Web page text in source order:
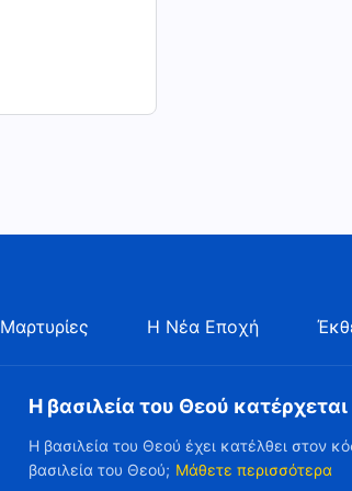
Μαρτυρίες Η Νέα Εποχή
Η βασιλεία του Θεού κατέρχεται
Η βασιλεία του Θεού έχει κατέλθει στον
βασιλεία του Θεού; Μάθετε περισσότερα